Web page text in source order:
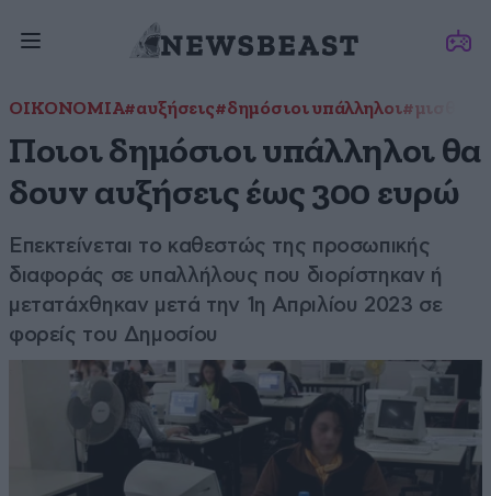
ΟΙΚΟΝΟΜΙΑ#αυξήσεις#δημόσιοι υπάλληλοι#μισθοί
Ποιοι δημόσιοι υπάλληλοι θα
δουν αυξήσεις έως 300 ευρώ
Επεκτείνεται το καθεστώς της προσωπικής
διαφοράς σε υπαλλήλους που διορίστηκαν ή
μετατάχθηκαν μετά την 1η Απριλίου 2023 σε
φορείς του Δημοσίου